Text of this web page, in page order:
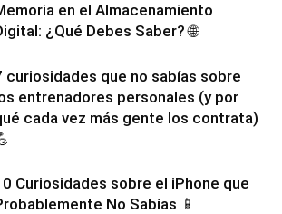
en el Almacenamiento
¿Qué Debes Saber? 🌐
curiosidades que no sabías sobre
entrenadores personales (y por
cada vez más gente los contrata)
Curiosidades sobre el iPhone que
No Sabías 📱